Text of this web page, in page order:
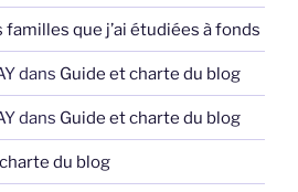
familles que j’ai étudiées à fonds
dans Guide et charte du blog
dans Guide et charte du blog
du blog